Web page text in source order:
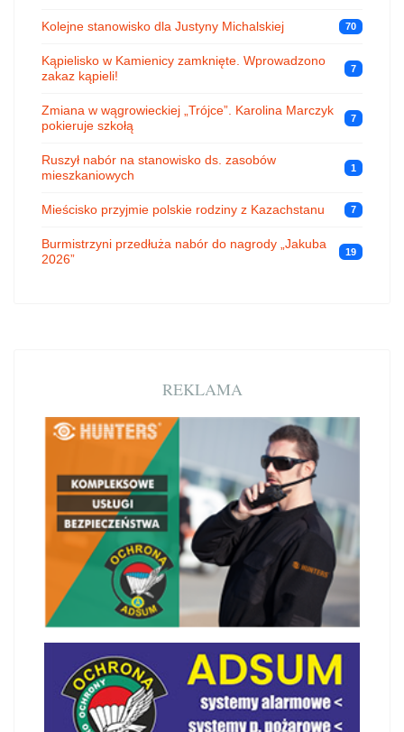
Kolejne stanowisko dla Justyny Michalskiej 70
Kąpielisko w Kamienicy zamknięte. Wprowadzono
zakaz kąpieli!
7
Zmiana w wągrowieckiej „Trójce”. Karolina Marczyk
pokieruje szkołą
7
Ruszył nabór na stanowisko ds. zasobów
mieszkaniowych
1
Mieścisko przyjmie polskie rodziny z Kazachstanu 7
Burmistrzyni przedłuża nabór do nagrody „Jakuba
2026”
19
REKLAMA